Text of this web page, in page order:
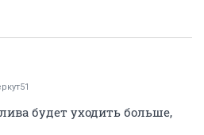
будет уходить больше,